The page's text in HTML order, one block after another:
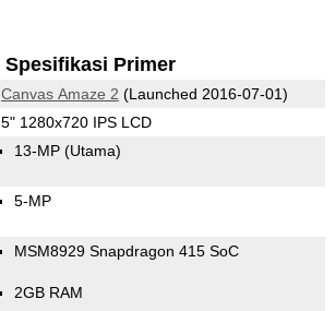
Spesifikasi Primer
Canvas Amaze 2 (Launched 2016-07-01)
5" 1280x720 IPS LCD
13-MP (Utama)
5-MP
MSM8929 Snapdragon 415 SoC
2GB RAM